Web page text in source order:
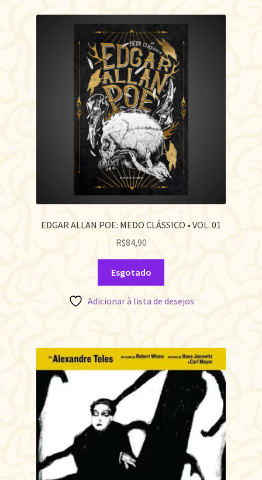
EDGAR ALLAN POE: MEDO CLÁSSICO • VOL. 01
R$84,90
Esgotado
Adicionar à lista de desejos